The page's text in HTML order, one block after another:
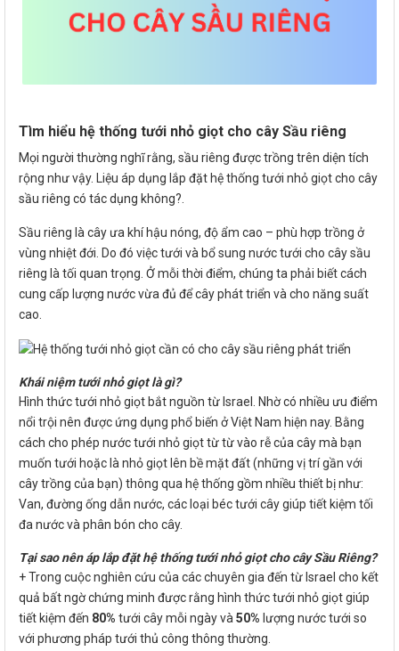
Tìm hiểu hệ thống tưới nhỏ giọt cho cây Sầu riêng
Mọi người thường nghĩ rằng, sầu riêng được trồng trên diện tích
rộng như vậy. Liệu áp dụng lắp đặt hệ thống tưới nhỏ giọt cho cây
sầu riêng có tác dụng không?.
Sầu riêng là cây ưa khí hậu nóng, độ ẩm cao – phù hợp trồng ở
vùng nhiệt đới. Do đó việc tưới và bổ sung nước tưới cho cây sầu
riêng là tối quan trọng. Ở mỗi thời điểm, chúng ta phải biết cách
cung cấp lượng nước vừa đủ để cây phát triển và cho năng suất
cao.
Khái niệm tưới nhỏ giọt là gì?
Hình thức tưới nhỏ giọt bắt nguồn từ Israel. Nhờ có nhiều ưu điểm
nổi trội nên được ứng dụng phổ biến ở Việt Nam hiện nay. Bằng
cách cho phép nước tưới nhỏ giọt từ từ vào rễ của cây mà bạn
muốn tưới hoặc là nhỏ giọt lên bề mặt đất (những vị trí gần với
cây trồng của bạn) thông qua hệ thống gồm nhiều thiết bị như:
Van, đường ống dẫn nước, các loại béc tưới cây giúp tiết kiệm tối
đa nước và phân bón cho cây.
Tại sao nên áp lắp đặt hệ thống tưới nhỏ giọt cho cây Sầu Riêng?
+ Trong cuộc nghiên cứu của các chuyên gia đến từ Israel cho kết
quả bất ngờ chứng minh được rằng hình thức tưới nhỏ giọt giúp
tiết kiệm đến 80% tưới cây mỗi ngày và50% lượng nước tưới so
với phương pháp tưới thủ công thông thường.